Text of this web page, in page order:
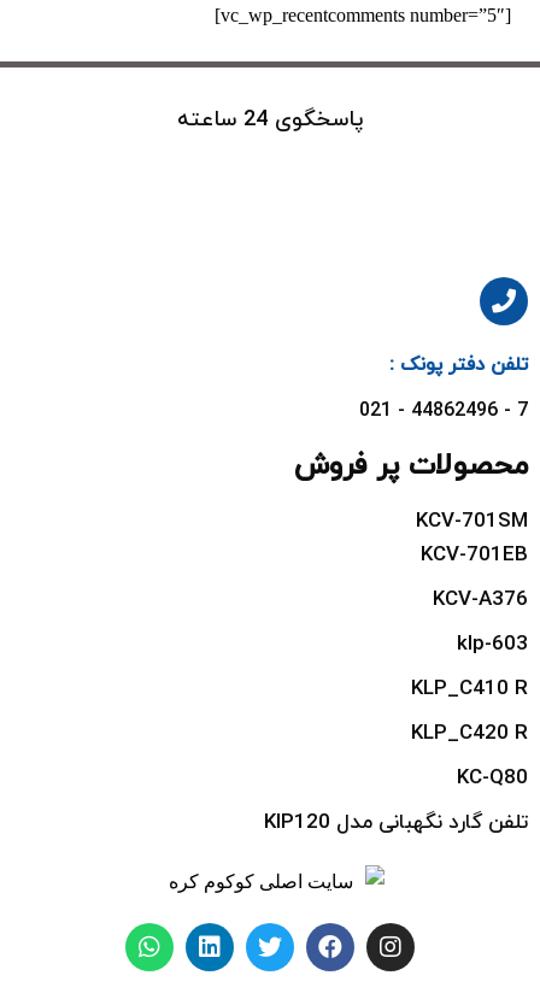
[vc_wp_recentcomments number=”5″]
پاسخگوی 24 ساعته
تلفن دفتر پونک :
7 - 44862496 - 021
محصولات پر فروش
KCV-701SM
KCV-701EB
KCV-A376
klp-603
KLP_C410 R
KLP_C420 R
KC-Q80
تلفن گارد نگهبانی مدل KIP120